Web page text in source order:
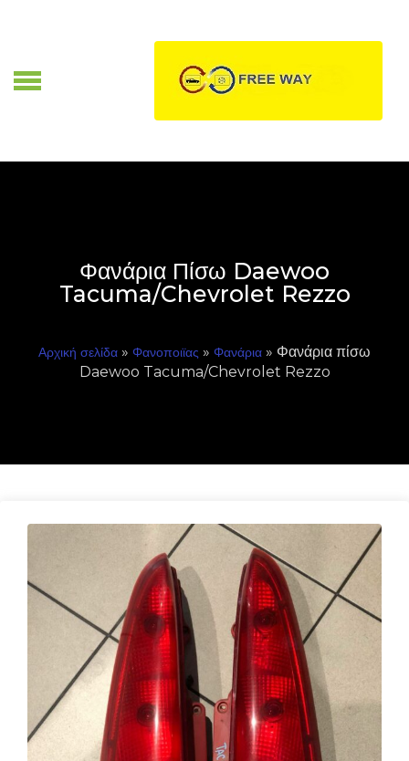
Φανάρια Πίσω Daewoo
Tacuma/Chevrolet Rezzo
Αρχική σελίδα » Φανοποιϊας » Φανάρια » Φανάρια πίσω
Daewoo Tacuma/Chevrolet Rezzo